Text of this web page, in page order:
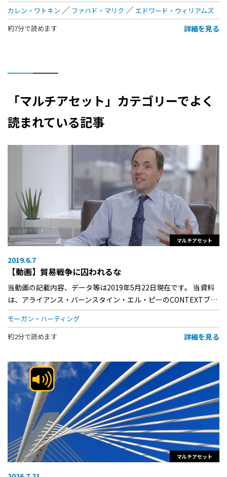
カレン・ワトキン ファハド・マリク
エドワード・ウィリアムズ
約7分で読めます
詳細を見る
「マルチアセット」カテゴリーでよく
読まれている記事
マルチアセット
2019.6.7
【動画】貿易戦争に囚われるな
当動画の記載内容、データ等は2019年5月22日現在です。 当資料
は、アライアンス・バーンスタイン・エル・ピーのCONTEXTブ…
モーガン・ハーティング
約2分で読めます
詳細を見る
マルチアセット